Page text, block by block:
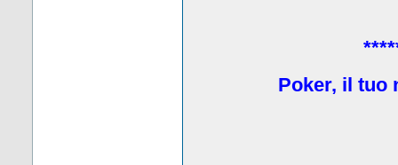
Poker, il tuo